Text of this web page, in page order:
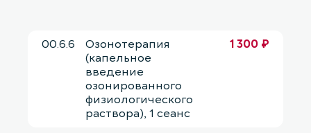
00.6.6
Озонотерапия
(капельное
введение
озонированного
физиологического
раствора), 1 сеанс
1 300 ₽